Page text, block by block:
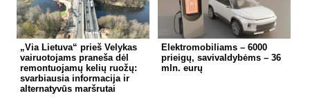
„Via Lietuva“ prieš Velykas
vairuotojams praneša dėl
remontuojamų kelių ruožų:
svarbiausia informacija ir
alternatyvūs maršrutai
Elektromobiliams – 6000
prieigų, savivaldybėms – 36
mln. eurų